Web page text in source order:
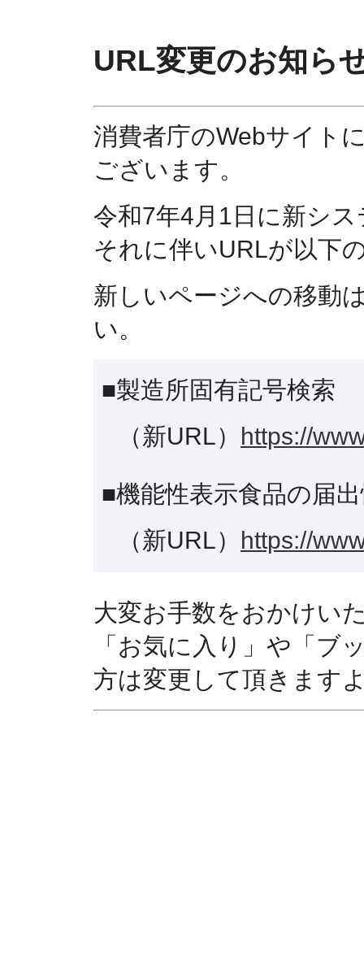
URL変更のお知ら
消費者庁のWebサイト
ございます。
令和7年4月1日に新シ
それに伴いURLが以下
新しいページへの移動
い。
■製造所固有記号検索
（新URL） https://
■機能性表示食品の届
（新URL） https://
大変お手数をおかけい
「お気に入り」や「ブ
方は変更して頂きます